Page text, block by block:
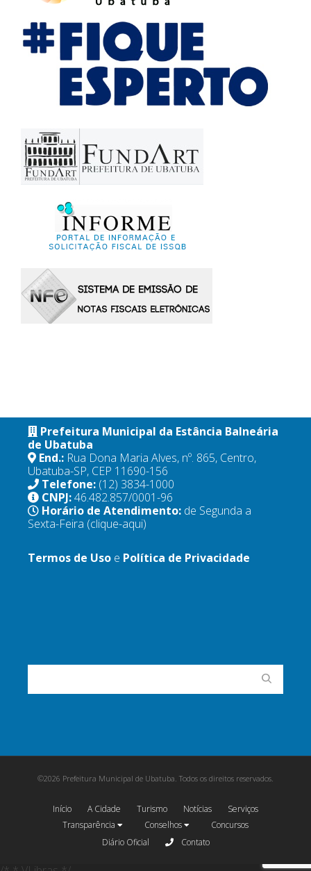
Prefeitura Municipal da Estância Balneária
de Ubatuba
End.: Rua Dona Maria Alves, nº. 865, Centro,
Ubatuba-SP, CEP 11690-156
Telefone: (12) 3834-1000
CNPJ:46.482.857/0001-96
Horário de Atendimento: de Segunda a
Sexta-Feira (clique-aqui)
Termos de Uso e Política de Privacidade
©2026 Prefeitura Municipal de Ubatuba. Todos os direitos reservados.
Início A Cidade Turismo Notícias
Serviços
Transparência
Conselhos
Concursos
Diário Oficial
Contato